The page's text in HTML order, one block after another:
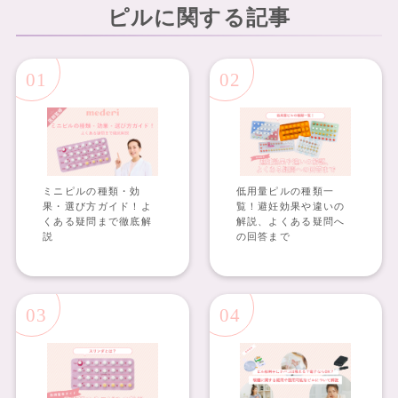
ピルに関する記事
01
ミニピルの種類・効
果・選び方ガイド！よ
くある疑問まで徹底解
説
02
低用量ピルの種類一
覧！避妊効果や違いの
解説、よくある疑問へ
の回答まで
03 04